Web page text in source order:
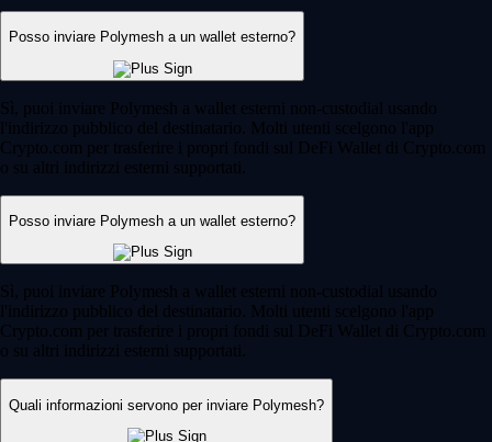
Posso inviare Polymesh a un wallet esterno?
Sì, puoi inviare Polymesh a wallet esterni non-custodial usando
l'indirizzo pubblico del destinatario. Molti utenti scelgono l'app
Crypto.com per trasferire i propri fondi sul DeFi Wallet di Crypto.com
o su altri indirizzi esterni supportati.
Posso inviare Polymesh a un wallet esterno?
Sì, puoi inviare Polymesh a wallet esterni non-custodial usando
l'indirizzo pubblico del destinatario. Molti utenti scelgono l'app
Crypto.com per trasferire i propri fondi sul DeFi Wallet di Crypto.com
o su altri indirizzi esterni supportati.
Quali informazioni servono per inviare Polymesh?